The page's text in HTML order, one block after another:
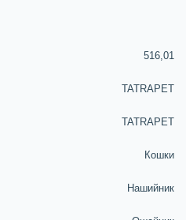
516,01
TATRAPET
TATRAPET
Кошки
Нашийник